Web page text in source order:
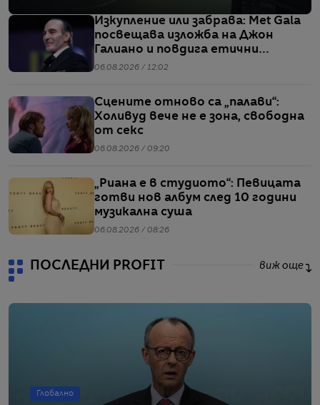
Изкупление или забрава: Met Gala
посвещава изложба на Джон
Галиано и повдига етични
въпроси
06.08.2026 / 12:02
Сцените отново са „палави“:
Холивуд вече не е зона, свободна
от секс
06.08.2026 / 09:20
„Риана е в студиото“: Певицата
готви нов албум след 10 години
музикална суша
06.08.2026 / 08:26
ПОСЛЕДНИ PROFIT виж още
Глобално